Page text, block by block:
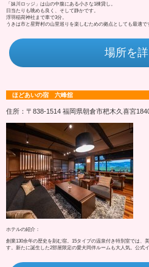
「妹川ロッジ」は山の中腹にある小さな1棟貸し。
日当たりも眺めも良く、そして静かです。
浮羽稲荷神社まで車で3分。
うきは市と星野村の山里巡りを楽しむための拠点としても最適で
場所を詳
ほどあいの宿 六峰舘
住所：〒838-1514 福岡県朝倉市杷木久喜宮
ホテルの紹介：
創業130余年の歴史を刻む宿。15タイプの温泉付き特別室では、
す。新たに誕生した2部屋限定の愛犬同伴ルームも大人気。公式